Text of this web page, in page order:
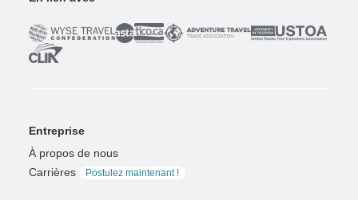
Entreprise
À propos de nous
Carrières
Postulez maintenant !